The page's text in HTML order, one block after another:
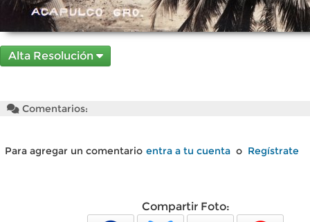
Alta Resolución
Comentarios:
Para agregar un comentario entra a tu cuenta o Regístrate
Compartir Foto: